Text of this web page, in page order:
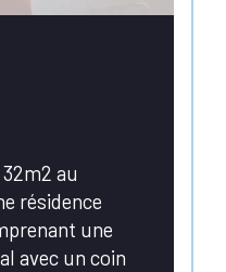
au
résidence
une
avec un coin